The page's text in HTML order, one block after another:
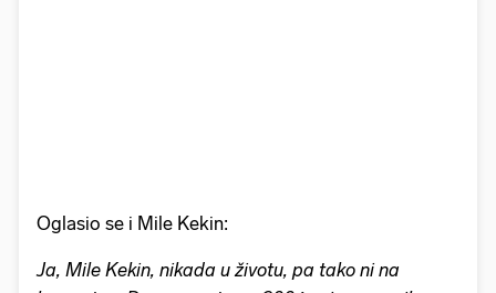
Oglasio se i Mile Kekin:
Ja, Mile Kekin, nikada u životu, pa tako ni na